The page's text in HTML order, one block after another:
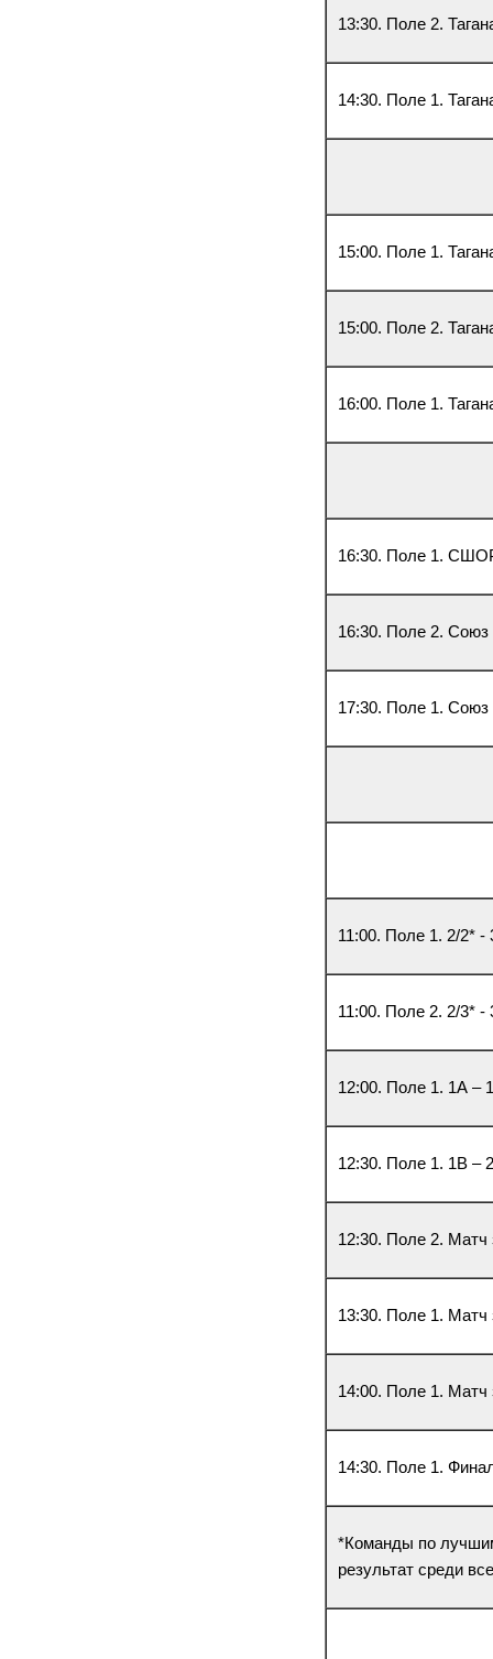
13:30. Поле 2.
14:30. Поле 1.
15:00. Поле 1.
15:00. Поле 2.
16:00. Поле 1.
16:30. Поле 1.
16:30. Поле 2.
17:30. Поле 1. Союз
11:00. Поле 1. 2/2* -
11:00. Поле 2. 2/3* -
12:00. Поле 1. 1А –
12:30. Поле 1. 1В –
12:30. Поле 2. Матч
13:30. Поле 1. Матч
14:00. Поле 1. Матч
14:30. Поле 1.
*Команды по
результат среди